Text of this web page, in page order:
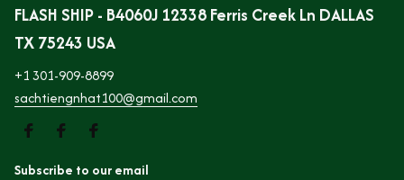
FLASH SHIP - B4060J 12338 Ferris Creek Ln DALLAS
TX 75243 USA
+1 301-909-8899
sachtiengnhat100@gmail.com
Subscribe to our email